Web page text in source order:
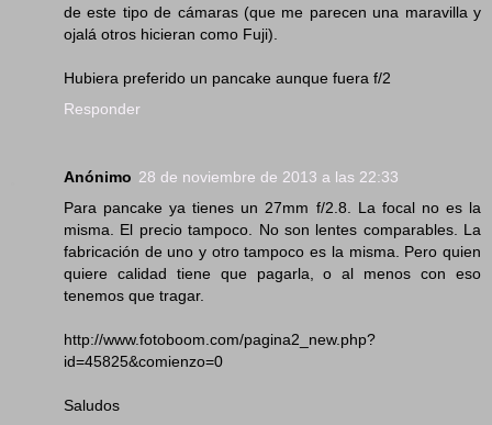
de este tipo de cámaras (que me parecen una maravilla y
ojalá otros hicieran como Fuji).
Hubiera preferido un pancake aunque fuera f/2
Responder
Anónimo 28 de noviembre de 2013 a las 22:33
Para pancake ya tienes un 27mm f/2.8. La focal no es la
misma. El precio tampoco. No son lentes comparables. La
fabricación de uno y otro tampoco es la misma. Pero quien
quiere calidad tiene que pagarla, o al menos con eso
tenemos que tragar.
http://www.fotoboom.com/pagina2_new.php?
id=45825&comienzo=0
Saludos